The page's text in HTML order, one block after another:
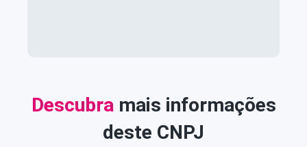
Descubramais informações
deste CNPJ